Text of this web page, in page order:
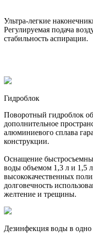
Ультра-легкие
Регулируемая подача
стабильность аспирации.
Гидроблок
Поворотный гидроблок
дополнительное
алюминиевого сплава
конструкции.
Оснащение
воды объемом 1,3 л и 1,5
высококачественных
долговечность
желтение и трещины.
Дезинфекция воды в одно